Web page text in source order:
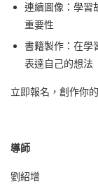
連續圖像：學習
重要性
書籍製作：在學
表達自己的想法
立即報名，創作你
導師
劉紹增